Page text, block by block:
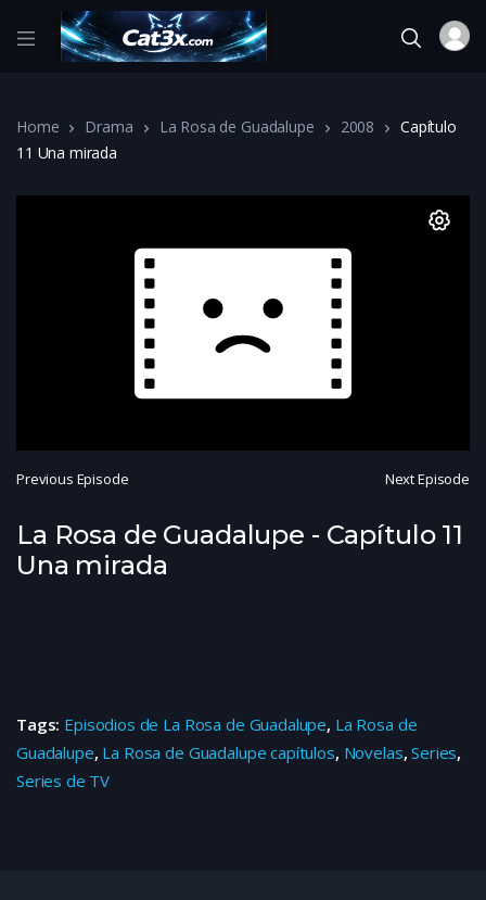
Home Drama La Rosa de Guadalupe 2008
Capítulo
11 Una mirada
Previous Episode Next Episode
La Rosa de Guadalupe - Capítulo 11
Una mirada
Tags: Episodios de La Rosa de Guadalupe, La Rosa de
Guadalupe, La Rosa de Guadalupe capítulos, Novelas,Series,
Series de TV